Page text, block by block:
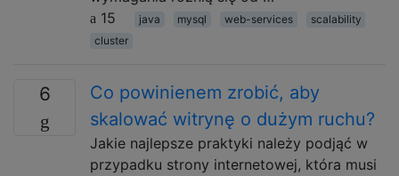
15
java mysql web-services
scalability
cluster
6
Co powinienem zrobić, aby
skalować witrynę o dużym ruchu?
Jakie najlepsze praktyki należy podjąć w
przypadku strony internetowej, która musi